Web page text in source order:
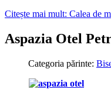
Citește mai mult: Calea de
Aspazia Otel
Categoria părinte: